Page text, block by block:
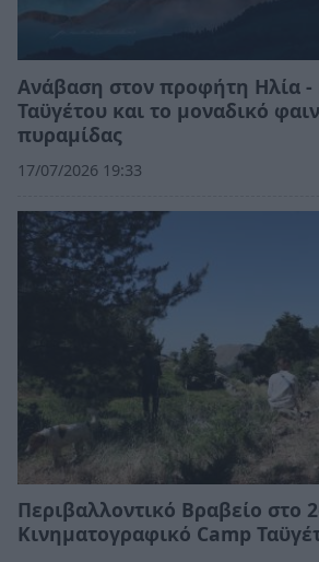
Ανάβαση στον προφήτη Ηλία
Ταϋγέτου και το μοναδικό
πυραμίδας
17/07/2026 19:33
Περιβαλλοντικό Βραβείο στο
Κινηματογραφικό Camp